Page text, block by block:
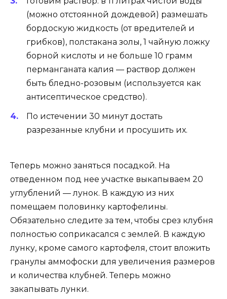
(можно отстоянной дождевой) размешать
бордоскую жидкость (от вредителей и
грибков), полстакана золы, 1 чайную ложку
борной кислоты и не больше 10 грамм
перманганата калия — раствор должен
быть бледно-розовым (используется как
антисептическое средство).
По истечении 30 минут достать
разрезанные клубни и просушить их.
Теперь можно заняться посадкой. На
отведенном под нее участке выкапываем 20
углублений — лунок. В каждую из них
помещаем половинку картофелины.
Обязательно следите за тем, чтобы срез клубня
полностью соприкасался с землей. В каждую
лунку, кроме самого картофеля, стоит вложить
гранулы аммофоски для увеличения размеров
и количества клубней. Теперь можно
закапывать лунки.